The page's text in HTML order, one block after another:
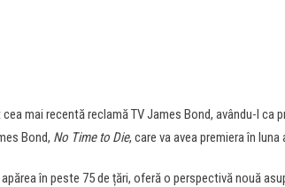
mai recentă reclamă TV James Bond, avându-l ca
Bond, No Time to Die, care va avea premiera în
apărea în peste 75 de țări, oferă o perspectivă nouă